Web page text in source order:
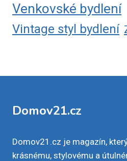
Venkovské bydlení
Vintage styl bydlení
Domov21.cz
Domov21.cz je magazín,
krásnému, stylovému a